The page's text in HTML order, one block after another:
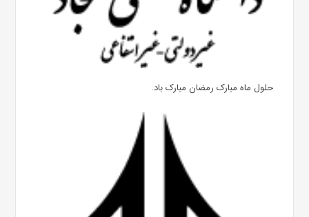
حلول ماه مبارک رمضان مبارک باد.